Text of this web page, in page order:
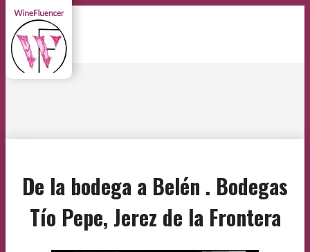
De la bodega a Belén . Bodegas
Tío Pepe, Jerez de la Frontera